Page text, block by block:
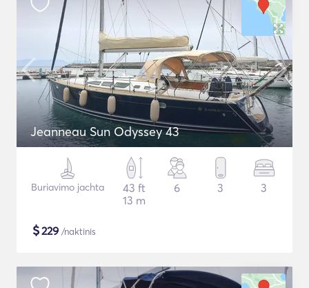
Jeanneau Sun Odyssey 43
Buriavimo jachta
43 ft
13 m
6 3 3
$229 /naktinis